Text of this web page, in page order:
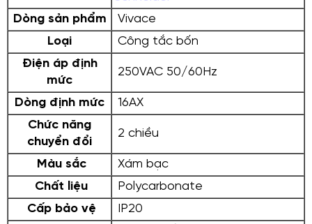
Dòng sản phẩm
Vivace
Loại
Công tắc bốn
Điện áp định
mức
250VAC 50/60Hz
Dòng định mức
16AX
Chức năng
chuyển đổi
2 chiều
Màu sắc
Xám bạc
Chất liệu
Polycarbonate
Cấp bảo vệ
IP20